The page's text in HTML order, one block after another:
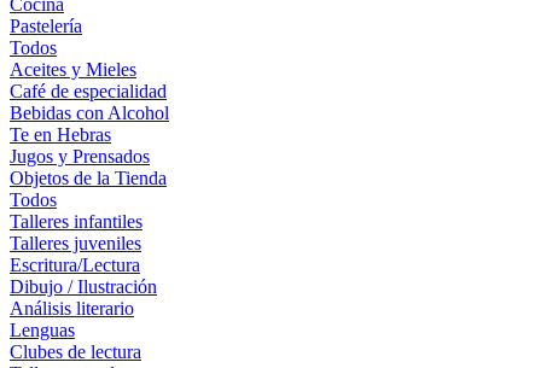
Cocina
Pastelería
Todos
Aceites y Mieles
Café de especialidad
Bebidas con Alcohol
Te en Hebras
Jugos y Prensados
Objetos de la Tienda
Todos
Talleres infantiles
Talleres juveniles
Escritura/Lectura
Dibujo / Ilustración
Análisis literario
Lenguas
Clubes de lectura